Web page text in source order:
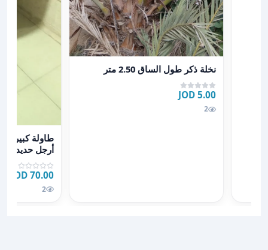
عرض تفاصيل نخلة ذكر طول الساق 2.50 متر
نخلة ذكر طول الساق 2.50 متر
5.00 JOD
2
عرض تفاصيل طاولة كبيرة عدد
أرجل حديد
70.00 JOD
2